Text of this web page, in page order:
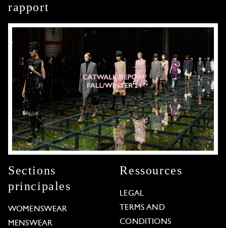
rapport
Sections
principales
WOMENSWEAR
MENSWEAR
Ressources
LEGAL
TERMS AND
CONDITIONS